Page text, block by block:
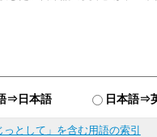
⇒日本語 日本語⇒
っとして」を含む用語の索引